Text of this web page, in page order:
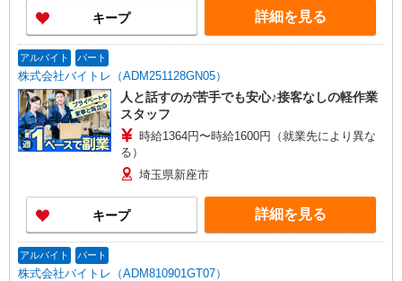
キープ 詳細を見る
アルバイト パート
株式会社バイトレ（ADM251128GN05）
人と話すのが苦手でも安心♪接客なしの軽作業
スタッフ
時給1364円〜時給1600円（就業先により異な
る）
埼玉県新座市
キープ 詳細を見る
アルバイト パート
株式会社バイトレ（ADM810901GT07）